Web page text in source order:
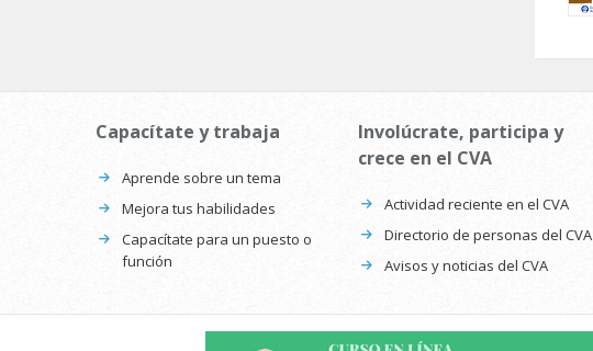
Capacítate y trabaja
Aprende sobre un tema
Mejora tus habilidades
Capacítate para un puesto o
función
Involúcrate, participa y
crece en el CVA
Actividad reciente en el CVA
Directorio de personas del CVA
Avisos y noticias del CVA